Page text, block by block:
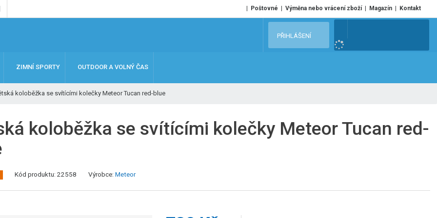
Poštovné Výměna nebo vrácení zboží Magazín Kontakt
e
t
PŘIHLÁŠENÍ
ZIMNÍ SPORTY OUTDOOR A VOLNÝ ČAS
koloběžka se svítícími kolečky Meteor Tucan red-blue
koloběžka se svítícími kolečky Meteor Tucan red-
Kód produktu: 22558 Výrobce: Meteor